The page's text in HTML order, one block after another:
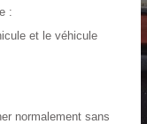
:
et le véhicule
normalement sans